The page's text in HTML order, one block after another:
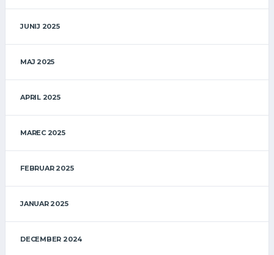
JUNIJ 2025
MAJ 2025
APRIL 2025
MAREC 2025
FEBRUAR 2025
JANUAR 2025
DECEMBER 2024